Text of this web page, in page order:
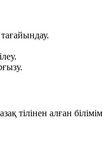
тілінен алған